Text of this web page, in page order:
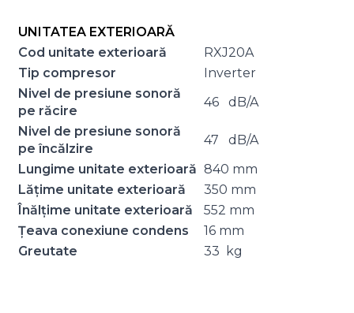
UNITATEA EXTERIOARĂ
Cod unitate exterioară
RXJ20A
Tip compresor
Inverter
Nivel de presiune sonoră
pe răcire
46 dB/A
Nivel de presiune sonoră
pe încălzire
47 dB/A
Lungime unitate exterioară 840 mm
Lățime unitate exterioară
350 mm
Înălțime unitate exterioară
552 mm
Țeava conexiune condens
16 mm
Greutate
33 kg